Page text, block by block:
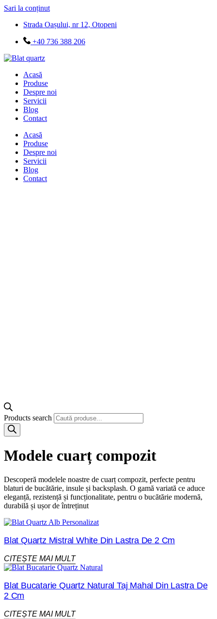
Sari la conținut
Strada Oașului, nr 12, Otopeni
+40 736 388 206
Acasă
Produse
Despre noi
Servicii
Blog
Contact
Acasă
Produse
Despre noi
Servicii
Blog
Contact
Products search
Modele cuarț compozit
Descoperă modelele noastre de cuarț compozit, perfecte pentru
blaturi de bucătărie, insule și backsplash. O gamă variată ce aduce
eleganță, rezistență și funcționalitate, pentru o bucătărie modernă,
durabilă și ușor de întreținut
Blat Quartz Mistral White Din Lastra De 2 Cm
CITEȘTE MAI MULT
Blat Bucatarie Quartz Natural Taj Mahal Din Lastra De
2 Cm
CITEȘTE MAI MULT